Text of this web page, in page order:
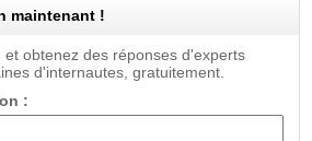
maintenant !
et obtenez des réponses d'experts
d'internautes, gratuitement.
: